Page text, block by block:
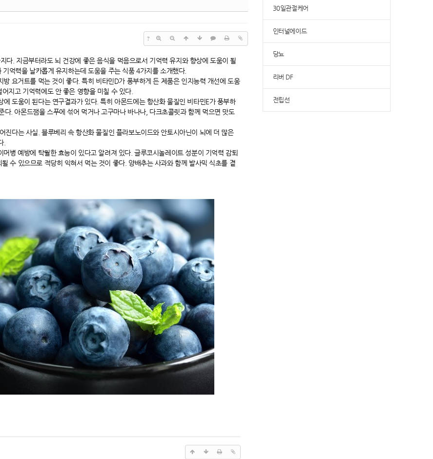
30일관절케어
인터널에이드
당뇨
리버 DF
전립선
?
다. 지금부터라도 뇌 건강에 좋은 음식을 먹음으로서 기억력 유지와 향상에 도움이 될
억력을 날카롭게 유지하는데 도움을 주는 식품 4가지를 소개했다.
요거트를 먹는 것이 좋다. 특히 비타민D가 풍부하게 든 제품은 인지능력 개선에 도움
지고 기억력에도 안 좋은 영향을 미칠 수 있다.
도움이 된다는 연구결과가 있다. 특히 아몬드에는 항산화 물질인 비타민E가 풍부하
. 아몬드잼을 스푸에 섞어 먹거나 고구마나 바나나, 다크초콜릿과 함께 먹으면 맛도
다는 사실. 블루베리 속 항산화 물질인 플라보노이드와 안토시아닌이 뇌에 더 많은
.
병 예방에 탁월한 효능이 있다고 알려져 있다. 글루코시놀레이트 성분이 기억력 감퇴
수 있으므로 적당히 익혀서 먹는 것이 좋다. 양배추는 사과와 함께 발사믹 식초를 곁